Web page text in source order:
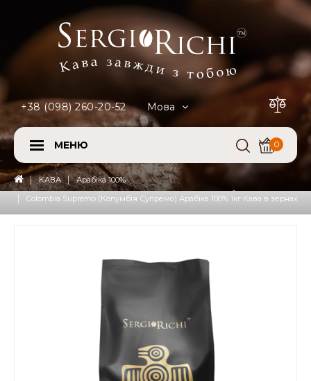
+38 (098) 260-20-52 Мова
0
МЕНЮ
КАВА
Арабіка 100%
Colombia Supremo (Колумбія Супремо) Арабіка 100% 1кг Кава в зернах